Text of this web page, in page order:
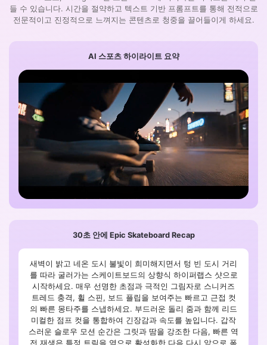
들 수 있습니다. 시간을 절약하고 텍스트 기반 프롬프트를 통해 전적으로
전문적이고 진정적으로 느껴지는 콘텐츠로 청중을 끌어들이게 하세요.
30초 안에 Epic Skateboard Recap
새벽이 밝고 네온 도시 불빛이 희미해지면서 텅 빈 도시 거리
를 따라 굴러가는 스케이트보드의 상향식 하이퍼랩스 샷으로
시작하세요. 매우 선명한 초점과 극적인 그림자로 스니커즈
트레드 충격, 휠 스핀, 보드 플립을 보여주는 빠르고 근접 컷
의 빠른 몽타주를 스냅하세요. 부드러운 돌리 줌과 함께 리드
미컬한 점프 컷을 통합하여 긴장감과 속도를 높입니다. 갑작
스러운 슬로우 모션 순간은 그릿과 땀을 강조한 다음, 빠른 역
전 재생은 특정 트릭을 역으로 활성화한 다음 다시 앞으로 폭
AI 스포츠 하이라이트 요약